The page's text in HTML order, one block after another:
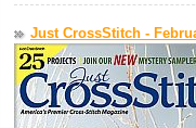
Just CrossStitch -